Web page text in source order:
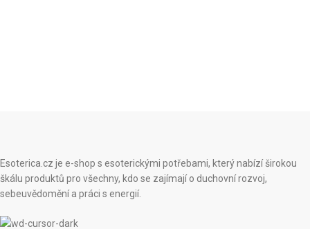
Esoterica.cz je e-shop s esoterickými potřebami, který nabízí širokou
škálu produktů pro všechny, kdo se zajímají o duchovní rozvoj,
sebeuvědomění a práci s energií.